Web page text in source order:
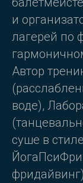
и
лагерей по
Автор
воде),
суше в
ЙогаПсиФри